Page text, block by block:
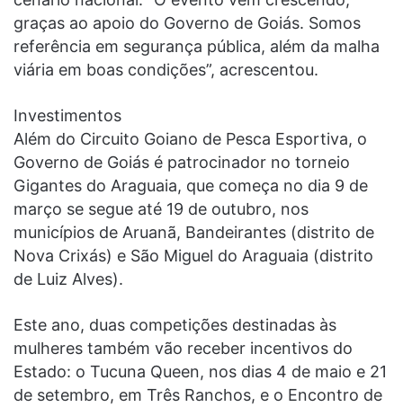
graças ao apoio do Governo de Goiás. Somos
referência em segurança pública, além da malha
viária em boas condições”, acrescentou.
Investimentos
Além do Circuito Goiano de Pesca Esportiva, o
Governo de Goiás é patrocinador no torneio
Gigantes do Araguaia, que começa no dia 9 de
março se segue até 19 de outubro, nos
municípios de Aruanã, Bandeirantes (distrito de
Nova Crixás) e São Miguel do Araguaia (distrito
de Luiz Alves).
Este ano, duas competições destinadas às
mulheres também vão receber incentivos do
Estado: o Tucuna Queen, nos dias 4 de maio e 21
de setembro, em Três Ranchos, e o Encontro de